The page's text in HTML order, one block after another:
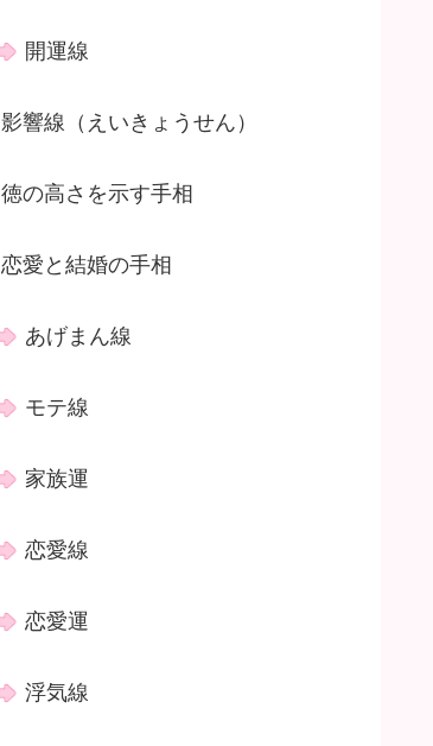
開運線
影響線（えいきょうせん）
徳の高さを示す手相
恋愛と結婚の手相
あげまん線
モテ線
家族運
恋愛線
恋愛運
浮気線